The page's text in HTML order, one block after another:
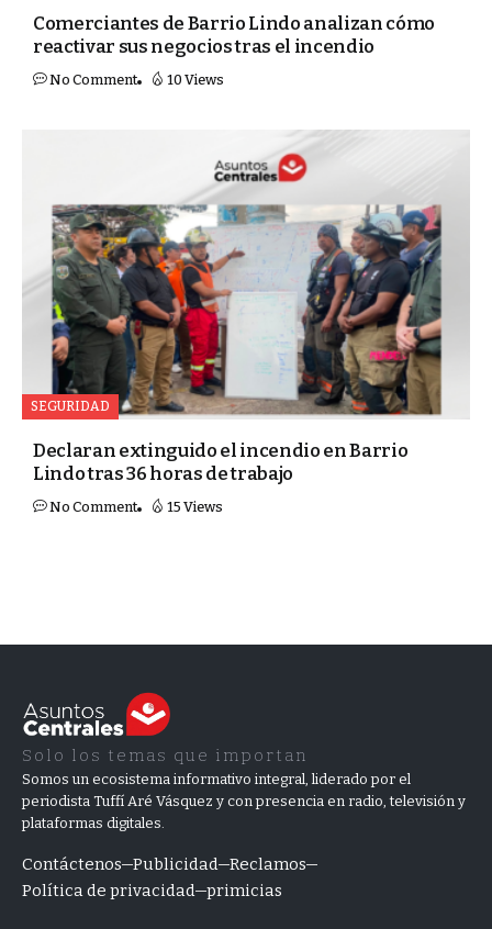
Comerciantes de Barrio Lindo analizan cómo
reactivar sus negocios tras el incendio
No Comment 10 Views
SEGURIDAD
Declaran extinguido el incendio en Barrio
Lindo tras 36 horas de trabajo
No Comment 15 Views
Solo los temas que importan
Somos un ecosistema informativo integral, liderado por el
periodista Tuffí Aré Vásquez y con presencia en radio, televisión y
plataformas digitales.
Contáctenos Publicidad Reclamos
Política de privacidad primicias